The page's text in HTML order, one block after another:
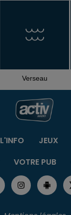
Verseau
L'INFO JEUX
VOTRE PUB